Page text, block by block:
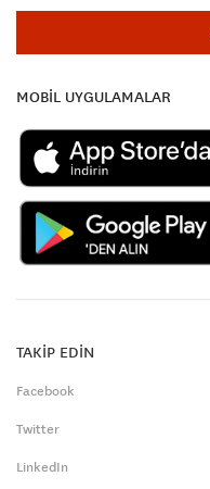
MOBİL UYGULAMALAR
TAKİP EDİN
Facebook
Twitter
LinkedIn